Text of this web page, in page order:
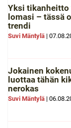
Yksi tikanheitto
lomasi – tässä
trendi
Suvi Mäntylä |
Jokainen
luottaa tähän
nerokas
Suvi Mäntylä |